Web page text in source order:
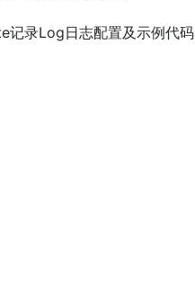
记录Log日志配置及示例代码